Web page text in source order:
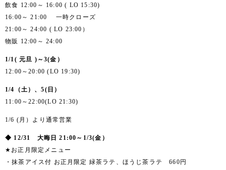
飲食 12:00～ 16:00 ( LO 15:30)
16:00～ 21:00 一時クローズ
21:00～ 24:00 ( LO 23:00）
物販 12:00～ 24:00
1/1( 元旦 )～3(金）
12:00～20:00 (LO 19:30)
1/4（土）、5(日）
11:00～22:00(LO 21:30)
1/6 (月）より通常営業
◆ 12/31 大晦日 21:00～1/3(金）
★お正月限定メニュー
・抹茶アイス付 お正月限定 緑茶ラテ、ほうじ茶ラテ 660円